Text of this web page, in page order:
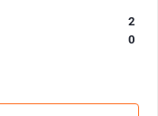
2
0